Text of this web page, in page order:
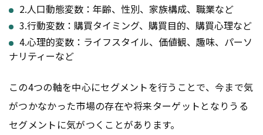
2.人口動態変数：年齢、性別、家族構成、職業など
3.行動変数：購買タイミング、購買目的、購買心理など
4.心理的変数：ライフスタイル、価値観、趣味、パーソ
ナリティーなど
この4つの軸を中心にセグメントを行うことで、今まで気
がつかなかった市場の存在や将来ターゲットとなりうる
セグメントに気がつくことがあります。